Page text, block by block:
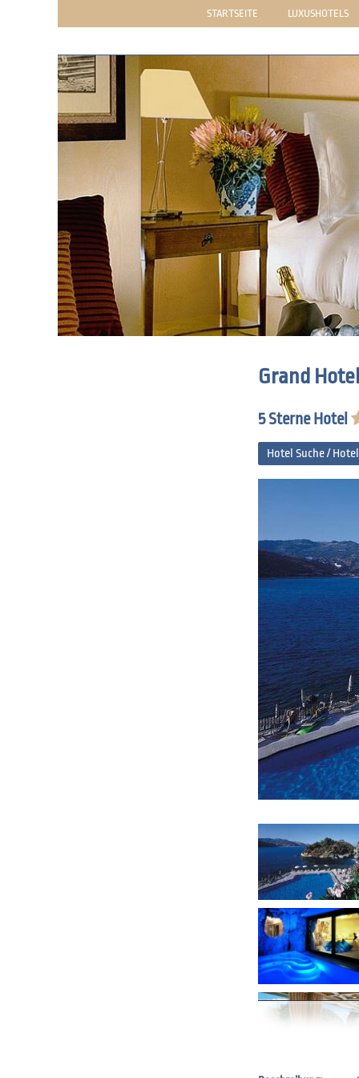
STARTSEITE LUXUSHOTELS
Grand
5 Sterne Hotel
Hotel Suche /